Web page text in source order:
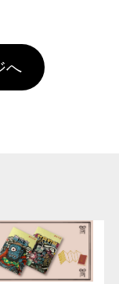
なければ、ラン
とが可能です。
て着用前に落と
たします。※1
に関わらず、前
円未満になる
ご注意くださ
へ